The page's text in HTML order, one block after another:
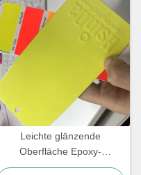
Leichte glänzende
Oberfläche Epoxy-
Polyesterpulverfarbe